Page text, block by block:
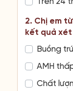
2. Chị em
kết quả
Buồng
AMH
Chất